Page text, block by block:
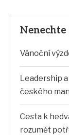
Vánoční
Leadership
českého
Cesta k
rozumět